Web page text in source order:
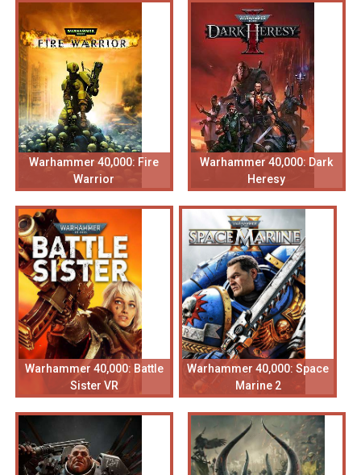
Warhammer 40,000: Fire
Warrior
Warhammer 40,000: Dark
Heresy
Warhammer 40,000: Battle
Sister VR
Warhammer 40,000: Space
Marine 2